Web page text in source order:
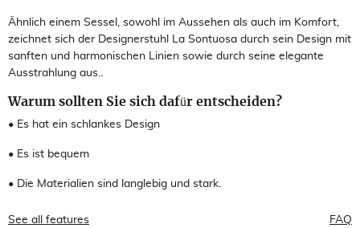
Ähnlich einem Sessel, sowohl im Aussehen als auch im Komfort,
zeichnet sich der Designerstuhl La Sontuosa durch sein Design mit
sanften und harmonischen Linien sowie durch seine elegante
Ausstrahlung aus..
Warum sollten Sie sich dafür entscheiden?
• Es hat ein schlankes Design
• Es ist bequem
• Die Materialien sind langlebig und stark.
See all features FAQ